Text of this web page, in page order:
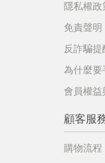
隱私權政
免責聲明
反詐騙
為什麼要
會員權益
顧客服
購物流程